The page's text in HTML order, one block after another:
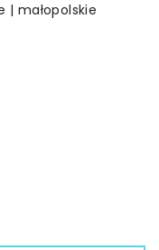
| małopolskie